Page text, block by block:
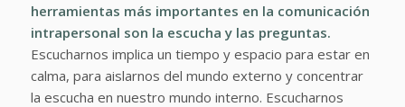
herramientas más importantes en la comunicación
intrapersonal son la escucha y las preguntas.
Escucharnos implica un tiempo y espacio para estar en
calma, para aislarnos del mundo externo y concentrar
la escucha en nuestro mundo interno. Escucharnos